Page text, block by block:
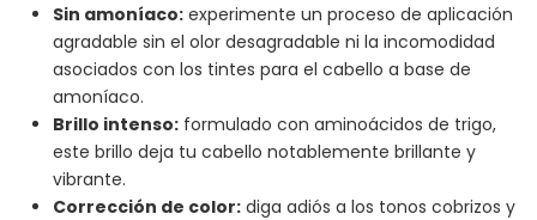
Sin amoníaco:experimente un proceso de aplicación
agradable sin el olor desagradable ni la incomodidad
asociados con los tintes para el cabello a base de
amoníaco.
Brillo intenso:formulado con aminoácidos de trigo,
este brillo deja tu cabello notablemente brillante y
vibrante.
Corrección de color:diga adiós a los tonos cobrizos y